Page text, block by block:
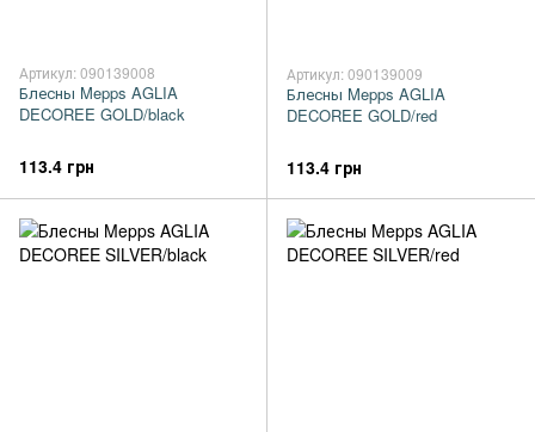
Артикул: 090139008
Блесны Mepps AGLIA
DECOREE GOLD/black
113.4 грн
Артикул: 090139009
Блесны Mepps AGLIA
DECOREE GOLD/red
113.4 грн